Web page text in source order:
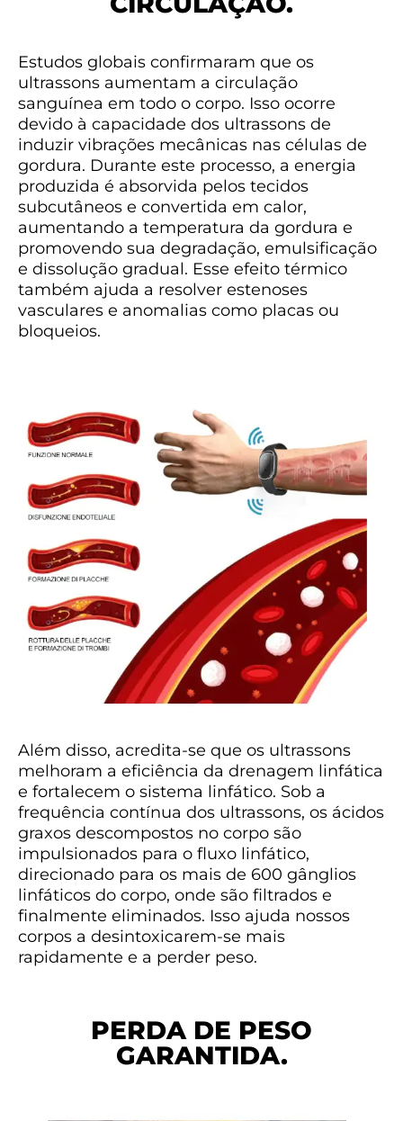
Estudos globais confirmaram que os
ultrassons aumentam a circulação
sanguínea em todo o corpo. Isso ocorre
devido à capacidade dos ultrassons de
induzir vibrações mecânicas nas células de
gordura. Durante este processo, a energia
produzida é absorvida pelos tecidos
subcutâneos e convertida em calor,
aumentando a temperatura da gordura e
promovendo sua degradação, emulsificação
e dissolução gradual. Esse efeito térmico
também ajuda a resolver estenoses
vasculares e anomalias como placas ou
bloqueios.
Além disso, acredita-se que os ultrassons
melhoram a eficiência da drenagem linfática
e fortalecem o sistema linfático. Sob a
frequência contínua dos ultrassons, os ácidos
graxos descompostos no corpo são
impulsionados para o fluxo linfático,
direcionado para os mais de 600 gânglios
linfáticos do corpo, onde são filtrados e
finalmente eliminados. Isso ajuda nossos
corpos a desintoxicarem-se mais
rapidamente e a perder peso.
PERDA DE PESO
GARANTIDA.